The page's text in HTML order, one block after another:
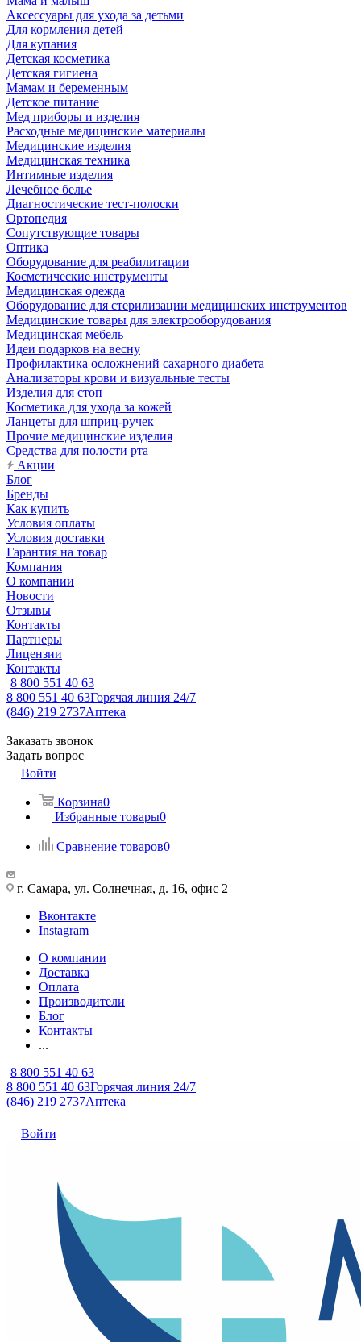
Аксессуары для ухода за детьми
Для кормления детей
Для купания
Детская косметика
Детская гигиена
Мамам и беременным
Детское питание
Мед приборы и изделия
Расходные медицинские материалы
Медицинские изделия
Медицинская техника
Интимные изделия
Лечебное белье
Диагностические тест-полоски
Ортопедия
Сопутствующие товары
Оптика
Оборудование для реабилитации
Косметические инструменты
Медицинская одежда
Оборудование для стерилизации медицинских инструментов
Медицинские товары для электрооборудования
Медицинская мебель
Идеи подарков на весну
Профилактика осложнений сахарного диабета
Анализаторы крови и визуальные тесты
Изделия для стоп
Косметика для ухода за кожей
Ланцеты для шприц-ручек
Прочие медицинские изделия
Средства для полости рта
Акции
Блог
Бренды
Как купить
Условия оплаты
Условия доставки
Гарантия на товар
Компания
О компании
Новости
Отзывы
Контакты
Партнеры
Лицензии
Контакты
8 800 551 40 63
8 800 551 40 63Горячая линия 24/7
(846) 219 2737Аптека
Заказать звонок
Задать вопрос
Войти
Корзина0
Избранные товары0
Сравнение товаров0
г. Самара, ул. Солнечная, д. 16, офис 2
Вконтакте
Instagram
О компании
Доставка
Оплата
Производители
Блог
Контакты
...
8 800 551 40 63
8 800 551 40 63Горячая линия 24/7
(846) 219 2737Аптека
Войти